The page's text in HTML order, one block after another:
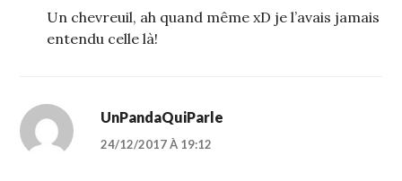
Un chevreuil, ah quand même xD je l’avais jamais
entendu celle là!
UnPandaQuiParle
24/12/2017 À 19:12